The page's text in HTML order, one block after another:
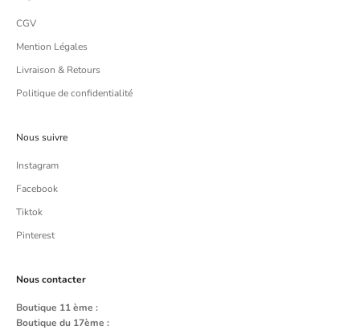
CGV
Mention Légales
Livraison & Retours
Politique de confidentialité
Nous suivre
Instagram
Facebook
Tiktok
Pinterest
Nous contacter
Boutique 11 ème :
Boutique du 17ème :